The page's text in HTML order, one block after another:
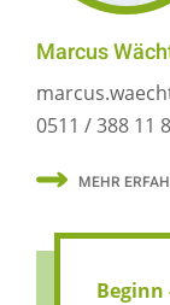
Marcus
0511 / 388 11
MEHR
Beginn